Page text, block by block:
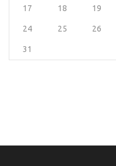
17 18 19
24 25 26
31